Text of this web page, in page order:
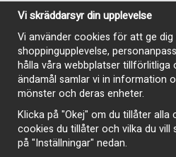
Vecka 32
Måndag kl 9-12, kl 13 - 15
Onsdag kl 9-12, kl 13 - 15
Tisdag, Tordag och Fredag stängt
E-Handelsbutiken är öppen och
sommaren
Vi skräddarsyr din upplevelse
Vi använder cookies för att ge dig
shoppingupplevelse,
hålla våra webbplatser tillförlitliga
ändamål samlar vi in information
mönster och deras enheter.
Klicka på "Okej" om du tillåter alla
cookies du tillåter och vilka du vill
på "Inställningar" nedan.